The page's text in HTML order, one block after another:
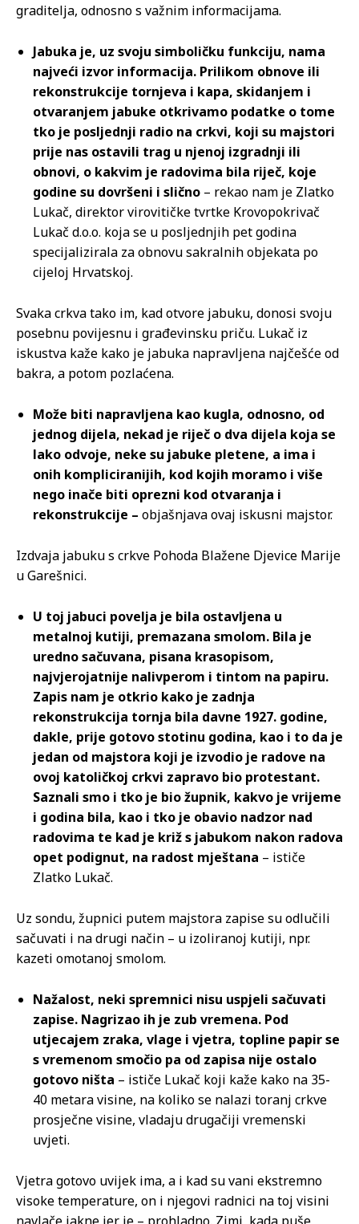
graditelja, odnosno s važnim informacijama.
Jabuka je, uz svoju simboličku funkciju, nama
najveći izvor informacija. Prilikom obnove ili
rekonstrukcije tornjeva i kapa, skidanjem i
otvaranjem jabuke otkrivamo podatke o tome
tko je posljednji radio na crkvi, koji su majstori
prije nas ostavili trag u njenoj izgradnji ili
obnovi, o kakvim je radovima bila riječ, koje
godine su dovršeni i slično – rekao nam je Zlatko
Lukač, direktor virovitičke tvrtke Krovopokrivač
Lukač d.o.o. koja se u posljednjih pet godina
specijalizirala za obnovu sakralnih objekata po
cijeloj Hrvatskoj.
Svaka crkva tako im, kad otvore jabuku, donosi svoju
posebnu povijesnu i građevinsku priču. Lukač iz
iskustva kaže kako je jabuka napravljena najčešće od
bakra, a potom pozlaćena.
Može biti napravljena kao kugla, odnosno, od
jednog dijela, nekad je riječ o dva dijela koja se
lako odvoje, neke su jabuke pletene, a ima i
onih kompliciranijih, kod kojih moramo i više
nego inače biti oprezni kod otvaranja i
rekonstrukcije – objašnjava ovaj iskusni majstor.
Izdvaja jabuku s crkve Pohoda Blažene Djevice Marije
u Garešnici.
U toj jabuci povelja je bila ostavljena u
metalnoj kutiji, premazana smolom. Bila je
uredno sačuvana, pisana krasopisom,
najvjerojatnije nalivperom i tintom na papiru.
Zapis nam je otkrio kako je zadnja
rekonstrukcija tornja bila davne 1927. godine,
dakle, prije gotovo stotinu godina, kao i to da je
jedan od majstora koji je izvodio je radove na
ovoj katoličkoj crkvi zapravo bio protestant.
Saznali smo i tko je bio župnik, kakvo je vrijeme
i godina bila, kao i tko je obavio nadzor nad
radovima te kad je križ s jabukom nakon radova
opet podignut, na radost mještana – ističe
Zlatko Lukač.
Uz sondu, župnici putem majstora zapise su odlučili
sačuvati i na drugi način – u izoliranoj kutiji, npr.
kazeti omotanoj smolom.
Nažalost, neki spremnici nisu uspjeli sačuvati
zapise. Nagrizao ih je zub vremena. Pod
utjecajem zraka, vlage i vjetra, topline papir se
s vremenom smočio pa od zapisa nije ostalo
gotovo ništa – ističe Lukač koji kaže kako na 35-
40 metara visine, na koliko se nalazi toranj crkve
prosječne visine, vladaju drugačiji vremenski
uvjeti.
Vjetra gotovo uvijek ima, a i kad su vani ekstremno
visoke temperature, on i njegovi radnici na toj visini
navlače jakne jer je – prohladno. Zimi, kada puše